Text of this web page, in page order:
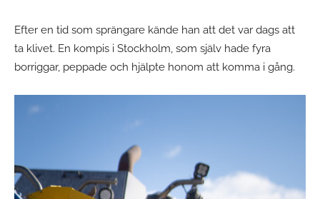
Efter en tid som sprängare kände han att det var dags att
ta klivet. En kompis i Stockholm, som själv hade fyra
borriggar, peppade och hjälpte honom att komma i gång.